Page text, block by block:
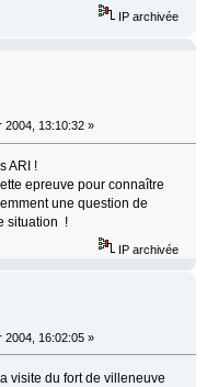
IP archivée
2004, 13:10:32 »
ARI !
epreuve pour connaître
une question de
situation !
IP archivée
2004, 16:02:05 »
visite du fort de villeneuve